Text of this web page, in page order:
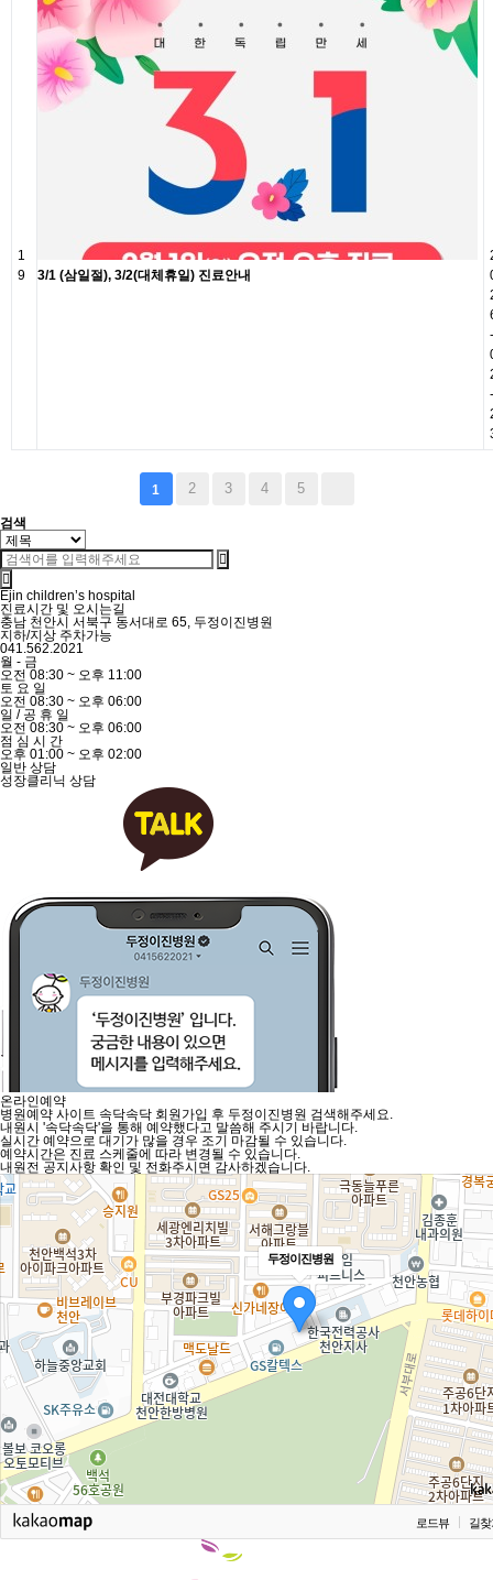
1
9
3/1 (삼일절), 3/2(대체휴일) 진료안내
-
-
1 2 3 4 5
검색
Ejin children’s hospital
진료시간 및 오시는길
충남 천안시 서북구 동서대로 65, 두정이진병원
지하/지상 주차가능
041.562.2021
월 - 금
오전 08:30 ~ 오후 11:00
토 요 일
오전 08:30 ~ 오후 06:00
일 / 공 휴 일
오전 08:30 ~ 오후 06:00
점 심 시
간
오후 01:00 ~ 오후 02:00
일반 상담
성장클리닉 상담
온라인예약
병원예약 사이트 속닥속닥 회원가입 후 두정이진병원 검색해주세요.
내원시 '속닥속닥'을 통해 예약했다고 말씀해 주시기 바랍니다.
실시간 예약으로 대기가 많을 경우 조기 마감될 수 있습니다.
예약시간은 진료 스케줄에 따라 변경될 수 있습니다.
내원전 공지사항 확인 및 전화주시면 감사하겠습니다.
두정이진병원
로드뷰 길찾